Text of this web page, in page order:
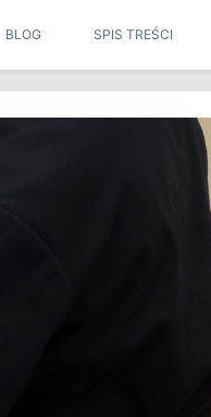
BLOG SPIS TREŚCI